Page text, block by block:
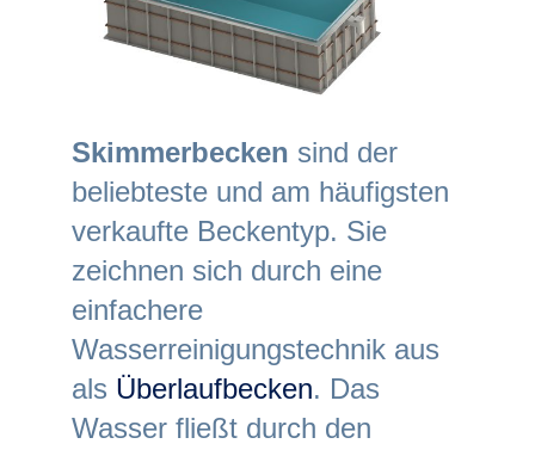
Skimmerbecken sind der
beliebteste und am häufigsten
verkaufte Beckentyp. Sie
zeichnen sich durch eine
einfachere
Wasserreinigungstechnik aus
als Überlaufbecken. Das
Wasser fließt durch den